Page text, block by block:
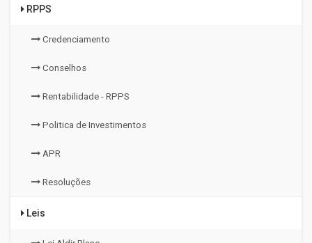
RPPS
Credenciamento
Conselhos
Rentabilidade - RPPS
Politica de Investimentos
APR
Resoluções
Leis